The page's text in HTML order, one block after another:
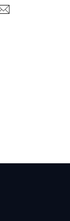
Mastodon
sur Bluesky
sur